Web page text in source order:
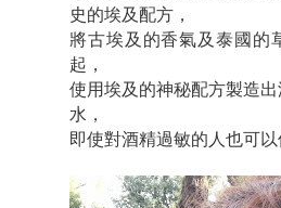
史的埃及配方，
將古埃及的香氣及泰國的
起，
使用埃及的神秘配方製造
水，
即使對酒精過敏的人也可以